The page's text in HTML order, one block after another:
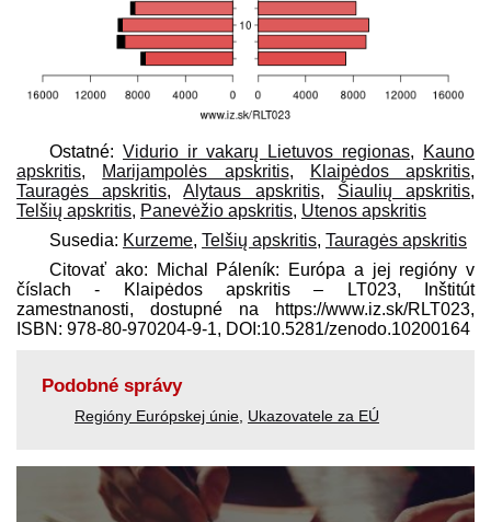
Ostatné: Vidurio ir vakarų Lietuvos regionas,
Kauno
apskritis, Marijampolės apskritis, Klaipėdos apskritis,
Tauragės apskritis,Alytaus apskritis, Šiaulių apskritis,
Telšių apskritis, Panevėžio apskritis, Utenos apskritis
Susedia: Kurzeme, Telšių apskritis, Tauragės apskritis
Citovať ako: Michal Páleník: Európa a jej regióny v
číslach - Klaipėdos apskritis – LT023, Inštitút
zamestnanosti, dostupné na https://www.iz.sk/​RLT023,
ISBN: 978-80-970204-9-1, DOI:10.5281/zenodo.10200164
Podobné správy
Regióny Európskej únie Ukazovatele za EÚ